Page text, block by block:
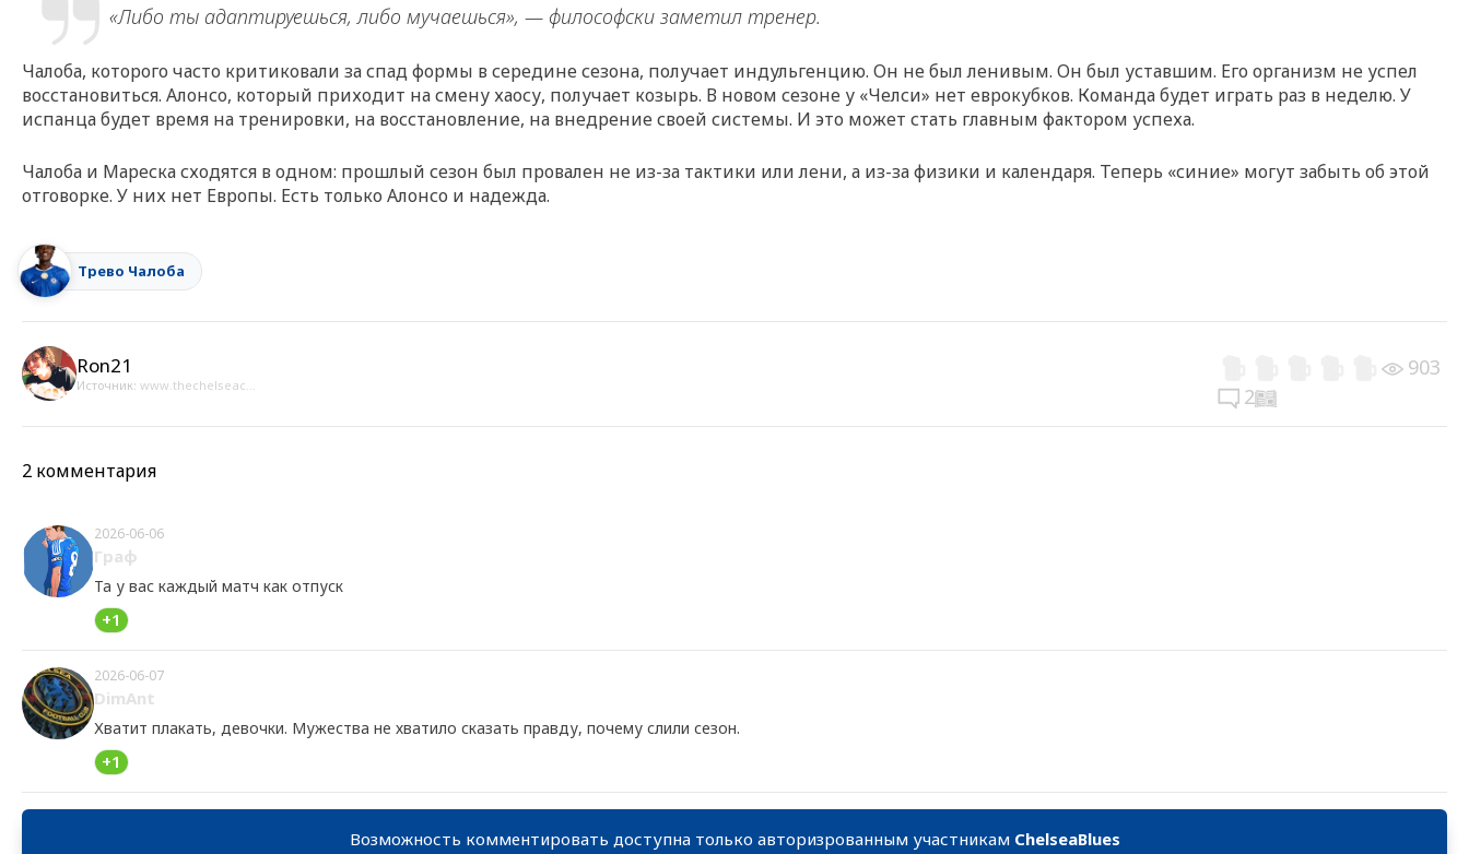
«Либо ты адаптируешься, либо мучаешься», — философски заметил тренер.
Чалоба, которого часто критиковали за спад формы в середине сезона, получает индульгенцию. Он не был ленивым. Он был уставшим. Его организм не успел
восстановиться. Алонсо, который приходит на смену хаосу, получает козырь. В новом сезоне у «Челси» нет еврокубков. Команда будет играть раз в неделю. У
испанца будет время на тренировки, на восстановление, на внедрение своей системы. И это может стать главным фактором успеха.
Чалоба и Мареска сходятся в одном: прошлый сезон был провален не из-за тактики или лени, а из-за физики и календаря. Теперь «синие» могут забыть об этой
отговорке. У них нет Европы. Есть только Алонсо и надежда.
Трево Чалоба
Ron21
Источник: www.thechelseac...
903
2
2 комментария
2026-06-06
Граф
Та у вас каждый матч как отпуск
+1
2026-06-07
DimAnt
Хватит плакать, девочки. Мужества не хватило сказать правду, почему слили сезон.
+1
Возможность комментировать доступна только авторизрованным участникам ChelseaBlues